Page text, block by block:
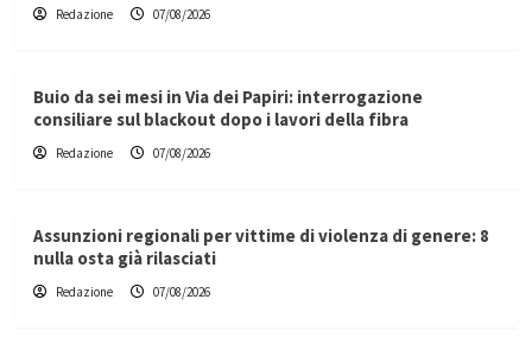
Redazione 07/08/2026
Buio da sei mesi in Via dei Papiri: interrogazione
consiliare sul blackout dopo i lavori della fibra
Redazione 07/08/2026
Assunzioni regionali per vittime di violenza di genere: 8
nulla osta già rilasciati
Redazione 07/08/2026